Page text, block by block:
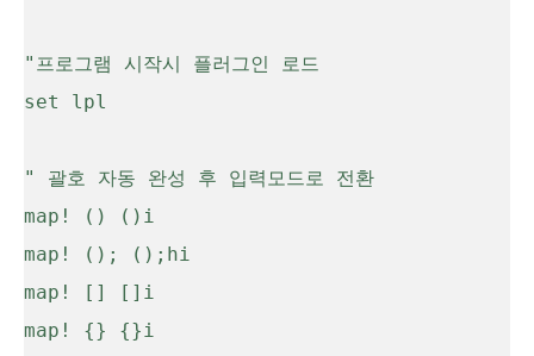
"프로그램 시작시 플러그인 로드
set lpl
" 괄호 자동 완성 후 입력모드로 전환
map! () () i
map! (); (); hi
map! [] [] i
map! {} {}i